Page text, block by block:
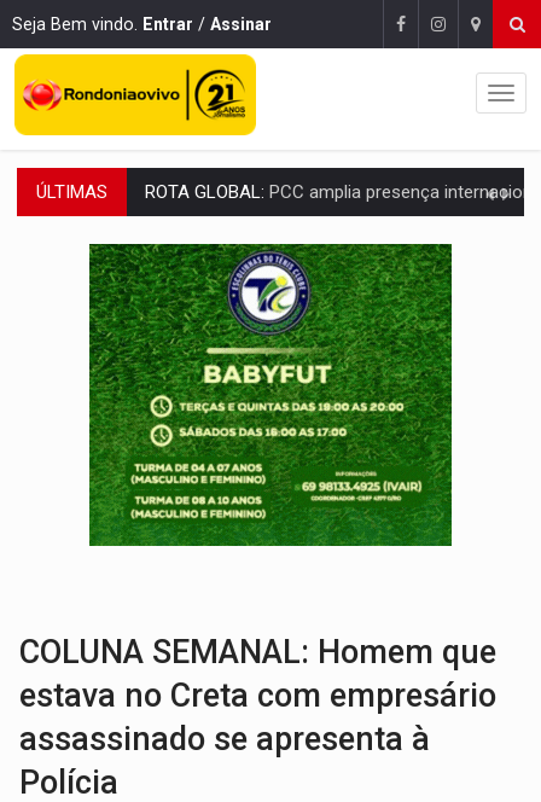
Seja Bem vindo. Entrar / Assinar
ÚLTIMAS CONEXÃO RONDONIAOVIVO:Museólogo Antônio Ocampo conduz a história de
EXTENSÃO DE DANOS:Ferroviários pedem ao Iphan recuperação de área
VARIANDO O CARDÁPIO:Veja essa receita de carne assada para o
PREJUÍZO AOS ESTUDANTES:Greve dos professores em PVH é
COLUNA SEMANAL:Largada foi dada e candidatos ao Governo de RO partem
SOB SUSPEITA:Entrega de 286 máquinas em Rondônia coincide com
ARTIGO:Reter até 50% no distrato imobiliário é legal, mas não pode
DO HOSPITAL AO CAMPO:Veja as mais de 200 ações de Marcos
COLUNA SEMANAL: Homem que
estava no Creta com empresário
assassinado se apresenta à
Polícia